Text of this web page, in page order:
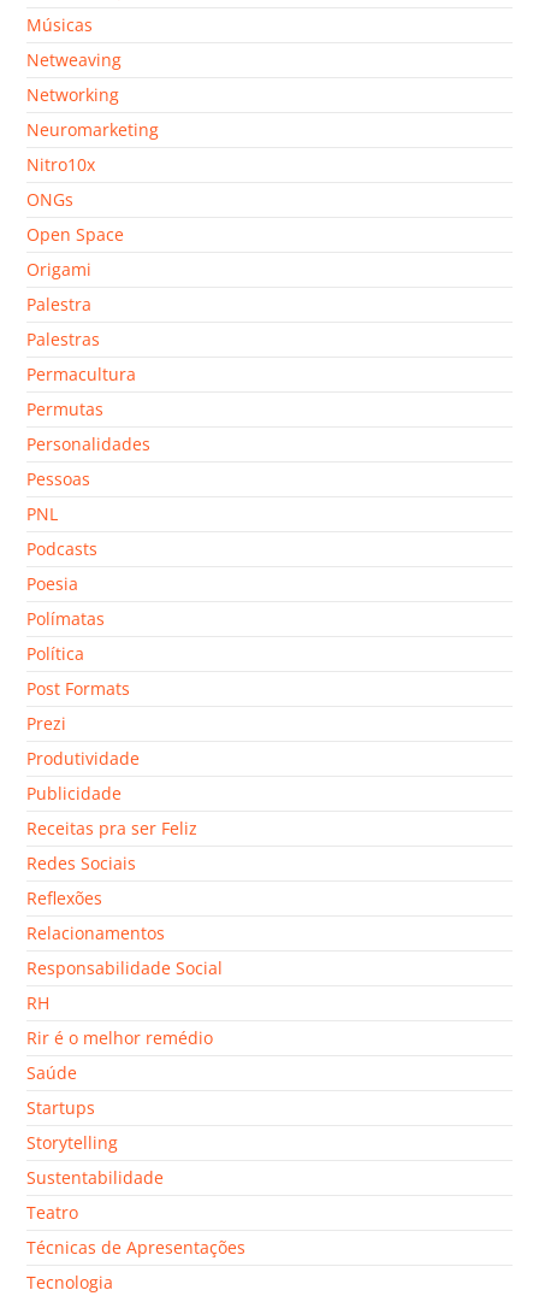
Músicas
Netweaving
Networking
Neuromarketing
Nitro10x
ONGs
Open Space
Origami
Palestra
Palestras
Permacultura
Permutas
Personalidades
Pessoas
PNL
Podcasts
Poesia
Polímatas
Política
Post Formats
Prezi
Produtividade
Publicidade
Receitas pra ser Feliz
Redes Sociais
Reflexões
Relacionamentos
Responsabilidade Social
RH
Rir é o melhor remédio
Saúde
Startups
Storytelling
Sustentabilidade
Teatro
Técnicas de Apresentações
Tecnologia